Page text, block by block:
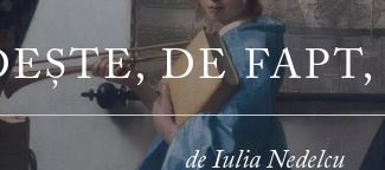
DE FAPT,
de Iulia Nedelcu